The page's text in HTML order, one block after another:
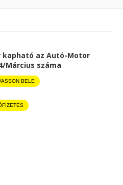
kapható az Autó-Motor
Március száma
BELE